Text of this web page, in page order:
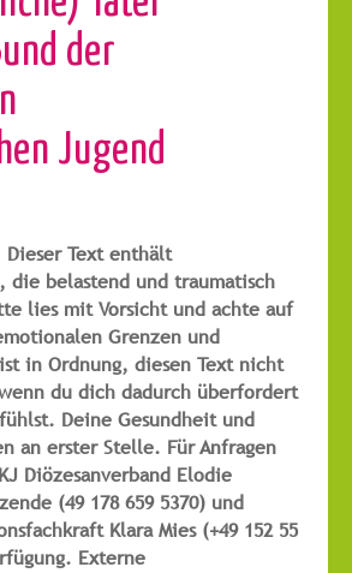
der
Jugend
Dieser Text enthält
die belastend und traumatisch
lies mit Vorsicht und achte auf
Grenzen und
in Ordnung, diesen Text nicht
du dich dadurch überfordert
Deine Gesundheit und
an erster Stelle. Für Anfragen
Diözesanverband Elodie
(49 178 659 5370) und
Klara Mies (+49 152 55
Externe